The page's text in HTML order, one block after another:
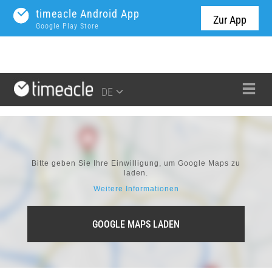
timeacle Android App
Google Play Store Zur App
DE
Bitte geben Sie Ihre Einwilligung, um Google Maps zu
laden.
Weitere Informationen
GOOGLE MAPS LADEN